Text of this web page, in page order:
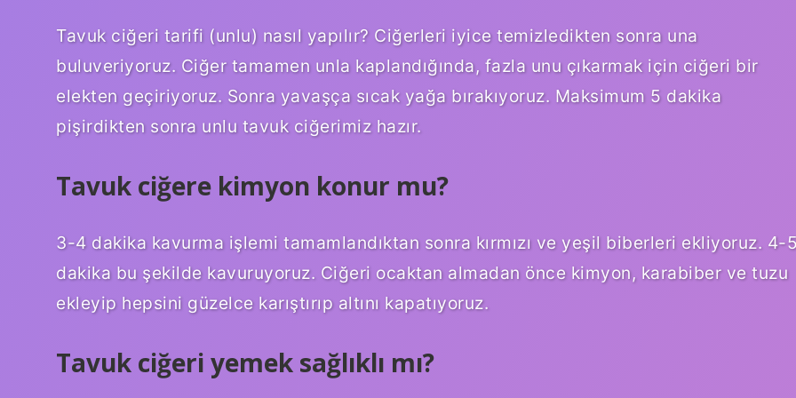
Tavuk ciğeri tarifi (unlu) nasıl yapılır? Ciğerleri iyice temizledikten sonra una
buluveriyoruz. Ciğer tamamen unla kaplandığında, fazla unu çıkarmak için ciğeri bir
elekten geçiriyoruz. Sonra yavaşça sıcak yağa bırakıyoruz. Maksimum 5 dakika
pişirdikten sonra unlu tavuk ciğerimiz hazır.
Tavuk ciğere kimyon konur mu?
3-4 dakika kavurma işlemi tamamlandıktan sonra kırmızı ve yeşil biberleri ekliyoruz. 4-
dakika bu şekilde kavuruyoruz. Ciğeri ocaktan almadan önce kimyon, karabiber ve tuzu
ekleyip hepsini güzelce karıştırıp altını kapatıyoruz.
Tavuk ciğeri yemek sağlıklı mı?